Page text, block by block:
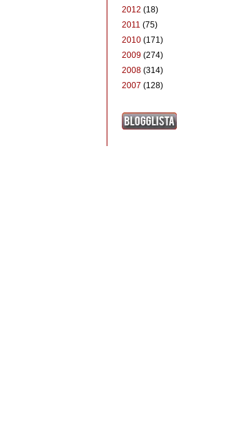
2012 (18)
2011 (75)
2010 (171)
2009 (274)
2008 (314)
2007 (128)